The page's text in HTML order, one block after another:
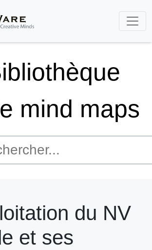
mind maps
du NV
et ses